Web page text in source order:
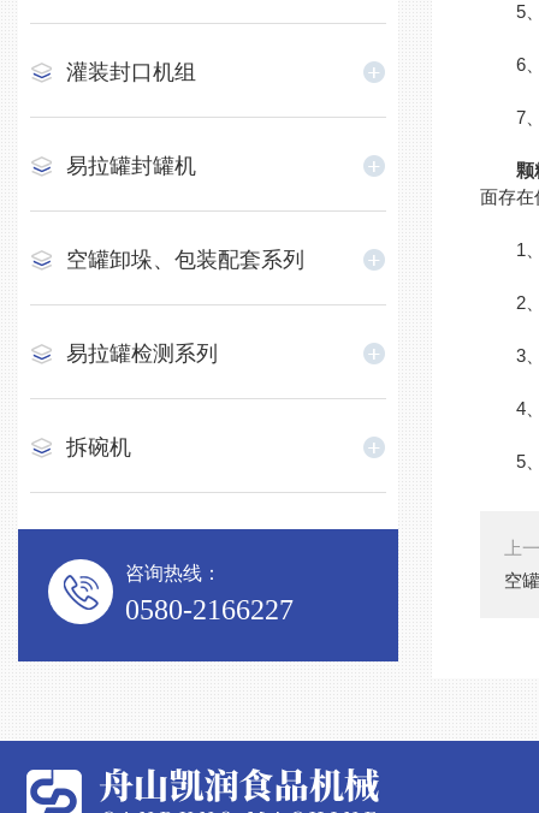
灌装封口机组
易拉罐封罐机
空罐卸垛、包装配套系列
易拉罐检测系列
拆碗机
咨询热线：
0580-2166227
5、
6、
7、
颗
面存在
1、
2、
3、
4、
5、
上
空